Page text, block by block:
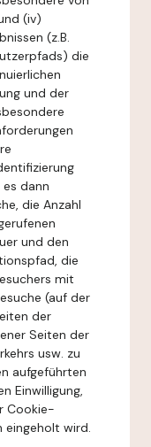
(iv)
(z.B.
die
und der
es dann
die Anzahl
und den
die
mit
(auf der
der
Seiten der
usw. zu
aufgeführten
Einwilligung,
Cookie-
eingeholt wird.